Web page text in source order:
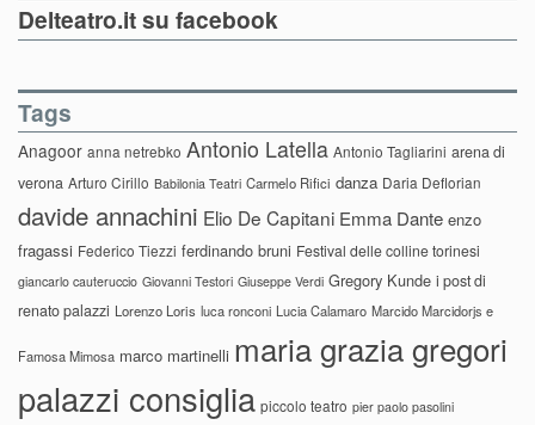
Delteatro.it su facebook
Tags
Anagoor anna netrebko Antonio Latella Antonio Tagliarini arena di
verona Arturo Cirillo Babilonia Teatri Carmelo Rifici danza Daria Deflorian
davide annachini Elio De Capitani Emma Dante enzo
fragassi Federico Tiezzi ferdinando bruni Festival delle colline torinesi
giancarlo cauteruccio Giovanni Testori Giuseppe Verdi Gregory Kunde i post di
renato palazzi Lorenzo Loris luca ronconi Lucia Calamaro Marcido Marcidorjs e
Famosa Mimosa marco martinelli maria grazia gregori
palazzi consiglia piccolo teatro pier paolo pasolini